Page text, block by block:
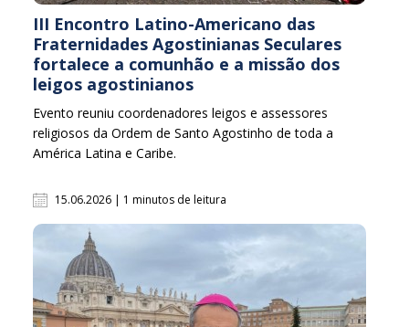
III Encontro Latino-Americano das
Fraternidades Agostinianas Seculares
fortalece a comunhão e a missão dos
leigos agostinianos
Evento reuniu coordenadores leigos e assessores
religiosos da Ordem de Santo Agostinho de toda a
América Latina e Caribe.
15.06.2026 | 1 minutos de leitura